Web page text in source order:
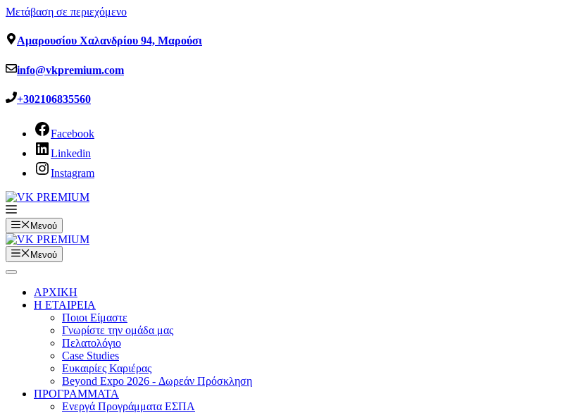
Μετάβαση σε περιεχόμενο
Αμαρουσίου Χαλανδρίου 94, Μαρούσι
info@vkpremium.com
+302106835560
Facebook
Linkedin
Instagram
Μενού
Μενού
ΑΡΧΙΚΗ
Η ΕΤΑΙΡΕΙΑ
Ποιοι Είμαστε
Γνωρίστε την ομάδα μας
Πελατολόγιο
Case Studies
Ευκαιρίες Καριέρας
Beyond Expo 2026 - Δωρεάν Πρόσκληση
ΠΡΟΓΡΑΜΜΑΤΑ
Ενεργά Προγράμματα ΕΣΠΑ